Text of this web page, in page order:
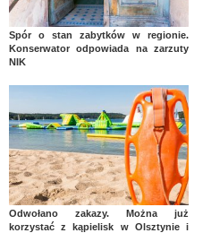
Spór o stan zabytków w regionie.
Konserwator odpowiada na zarzuty
NIK
Odwołano zakazy. Można już
korzystać z kąpielisk w Olsztynie i